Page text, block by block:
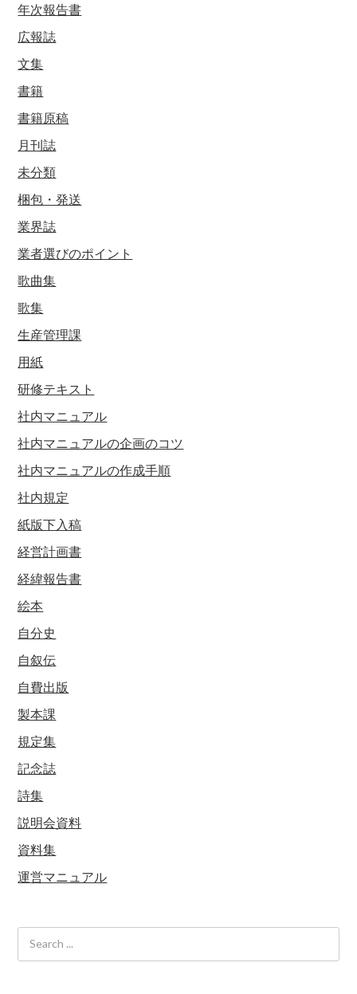
年次報告書
広報誌
文集
書籍
書籍原稿
月刊誌
未分類
梱包・発送
業界誌
業者選びのポイント
歌曲集
歌集
生産管理課
用紙
研修テキスト
社内マニュアル
社内マニュアルの企画のコツ
社内マニュアルの作成手順
社内規定
紙版下入稿
経営計画書
経緯報告書
絵本
自分史
自叙伝
自費出版
製本課
規定集
記念誌
詩集
説明会資料
資料集
運営マニュアル